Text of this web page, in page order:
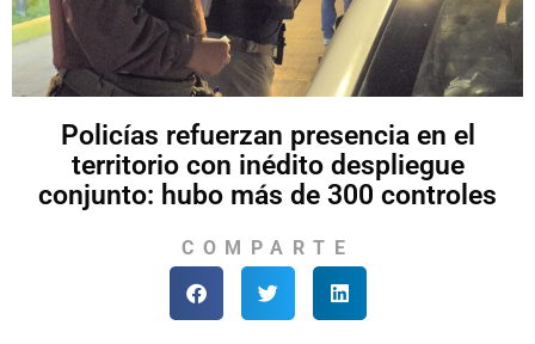
Policías refuerzan presencia en el
territorio con inédito despliegue
conjunto: hubo más de 300 controles
COMPARTE